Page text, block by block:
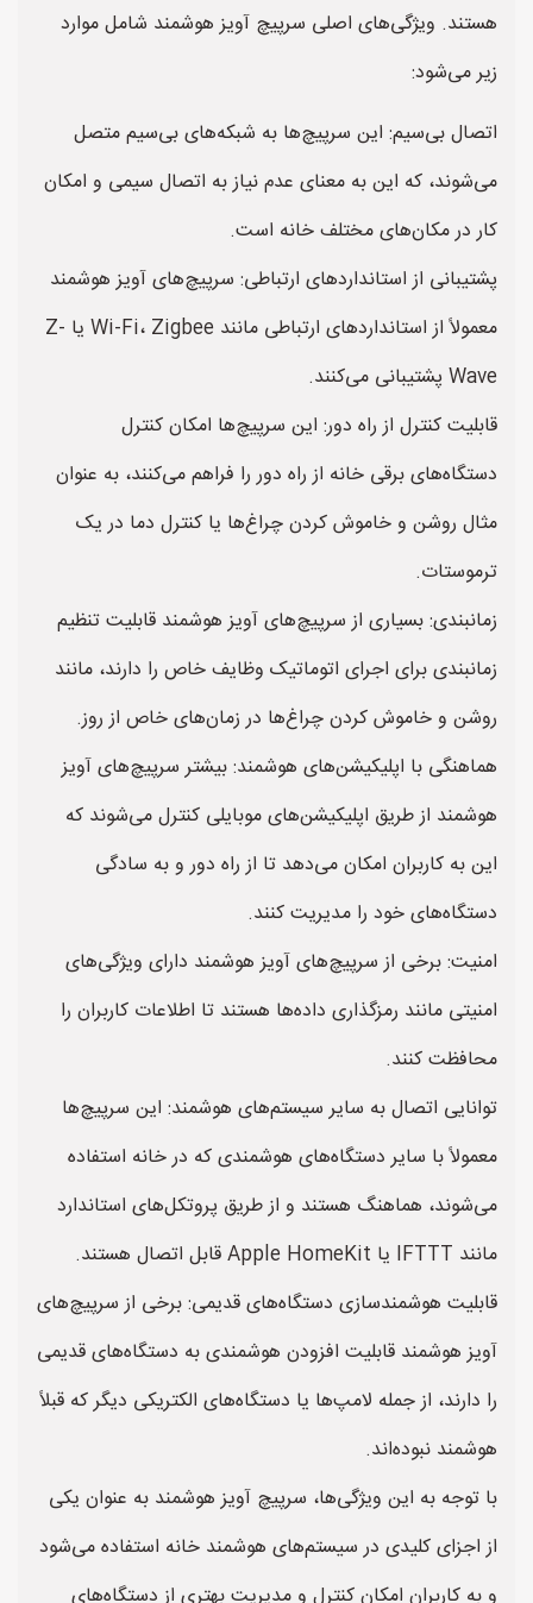
هستند. ویژگی‌های اصلی سرپیچ آویز هوشمند شامل موارد
زیر می‌شود:
اتصال بی‌سیم: این سرپیچ‌ها به شبکه‌های بی‌سیم متصل
می‌شوند، که این به معنای عدم نیاز به اتصال سیمی و امکان
کار در مکان‌های مختلف خانه است.
پشتیبانی از استانداردهای ارتباطی: سرپیچ‌های آویز هوشمند
معمولاً از استانداردهای ارتباطی مانند Wi-Fi، Zigbee یا Z-
Wave پشتیبانی می‌کنند.
قابلیت کنترل از راه دور: این سرپیچ‌ها امکان کنترل
دستگاه‌های برقی خانه از راه دور را فراهم می‌کنند، به عنوان
مثال روشن و خاموش کردن چراغ‌ها یا کنترل دما در یک
ترموستات.
زمانبندی: بسیاری از سرپیچ‌های آویز هوشمند قابلیت تنظیم
زمانبندی برای اجرای اتوماتیک وظایف خاص را دارند، مانند
روشن و خاموش کردن چراغ‌ها در زمان‌های خاص از روز.
هماهنگی با اپلیکیشن‌های هوشمند: بیشتر سرپیچ‌های آویز
هوشمند از طریق اپلیکیشن‌های موبایلی کنترل می‌شوند که
این به کاربران امکان می‌دهد تا از راه دور و به سادگی
دستگاه‌های خود را مدیریت کنند.
امنیت: برخی از سرپیچ‌های آویز هوشمند دارای ویژگی‌های
امنیتی مانند رمزگذاری داده‌ها هستند تا اطلاعات کاربران را
محافظت کنند.
توانایی اتصال به سایر سیستم‌های هوشمند: این سرپیچ‌ها
معمولاً با سایر دستگاه‌های هوشمندی که در خانه استفاده
می‌شوند، هماهنگ هستند و از طریق پروتکل‌های استاندارد
مانند IFTTT یا Apple HomeKit قابل اتصال هستند.
قابلیت هوشمندسازی دستگاه‌های قدیمی: برخی از سرپیچ‌های
آویز هوشمند قابلیت افزودن هوشمندی به دستگاه‌های قدیمی
را دارند، از جمله لامپ‌ها یا دستگاه‌های الکتریکی دیگر که قبلاً
هوشمند نبوده‌اند.
با توجه به این ویژگی‌ها، سرپیچ آویز هوشمند به عنوان یکی
از اجزای کلیدی در سیستم‌های هوشمند خانه استفاده می‌شود
و به کاربران امکان کنترل و مدیریت بهتری از دستگاه‌های